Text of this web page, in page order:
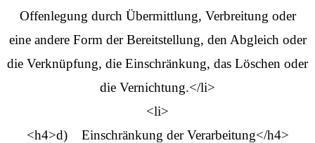
Offenlegung durch Übermittlung, Verbreitung oder
eine andere Form der Bereitstellung, den Abgleich oder
die Verknüpfung, die Einschränkung, das Löschen oder
die Vernichtung.</li>
<li>
<h4>d) Einschränkung der Verarbeitung</h4>